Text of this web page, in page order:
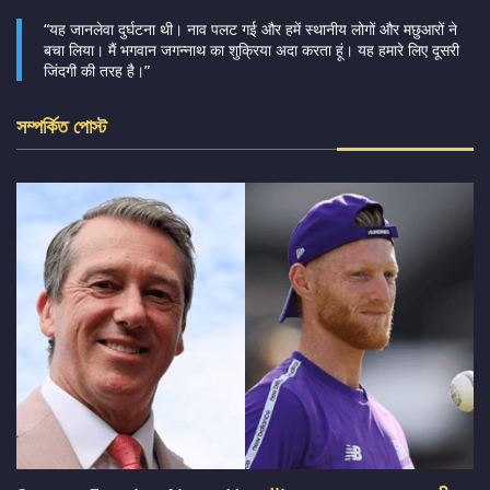
“यह जानलेवा दुर्घटना थी। नाव पलट गई और हमें स्थानीय लोगों और मछुआरों ने
बचा लिया। मैं भगवान जगन्नाथ का शुक्रिया अदा करता हूं। यह हमारे लिए दूसरी
जिंदगी की तरह है।”
সম্পর্কিত পোস্ট